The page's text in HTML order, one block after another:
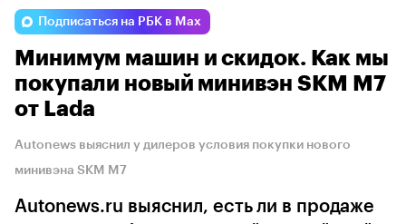
Подписаться на РБК в Max
Минимум машин и скидок. Как мы
покупали новый минивэн SKM M7
от Lada
Autonews выяснил у дилеров условия покупки нового
минивэна SKM M7
Autonews.ru выяснил, есть ли в продаже